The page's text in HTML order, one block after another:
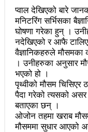
खतिवडाको नयाँ
सहनशीलताको ब्रेक
राममाया
चलचित्र विकास
आइएनएनएफद्वारा सम्मान
एनआरएनए बेलायतको
महानगर यातायातले
प्वाल देखिएको बारे
मनिटरिंग सर्भिसका
घोषणा गरेका हुन् ।
नदेखिएको र आफै
वैज्ञानिकहरुले मौसमका
। उनीहरुका अनुसार
भएको हो ।
पृथ्वीको मौसम चिसिएर
पैदा गरेको त्यसको
बताएका छन् ।
ओजोन तहमा खराब
मौसममा सुधार आएको